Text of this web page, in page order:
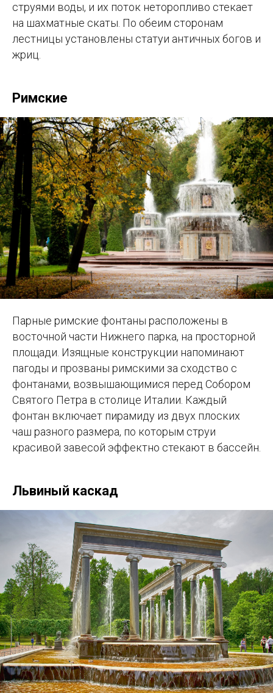
струями воды, и их поток неторопливо стекает
на шахматные скаты. По обеим сторонам
лестницы установлены статуи античных богов и
жриц.
Римские
Парные римские фонтаны расположены в
восточной части Нижнего парка, на просторной
площади. Изящные конструкции напоминают
пагоды и прозваны римскими за сходство с
фонтанами, возвышающимися перед Собором
Святого Петра в столице Италии. Каждый
фонтан включает пирамиду из двух плоских
чаш разного размера, по которым струи
красивой завесой эффектно стекают в бассейн.
Львиный каскад